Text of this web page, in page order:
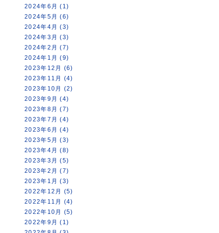
2024年6月 (1)
2024年5月 (6)
2024年4月 (3)
2024年3月 (3)
2024年2月 (7)
2024年1月 (9)
2023年12月 (6)
2023年11月 (4)
2023年10月 (2)
2023年9月 (4)
2023年8月 (7)
2023年7月 (4)
2023年6月 (4)
2023年5月 (3)
2023年4月 (8)
2023年3月 (5)
2023年2月 (7)
2023年1月 (3)
2022年12月 (5)
2022年11月 (4)
2022年10月 (5)
2022年9月 (1)